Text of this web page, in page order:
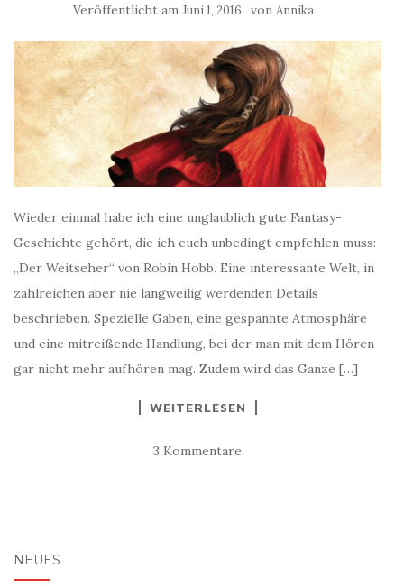
Veröffentlicht am Juni 1, 2016 von Annika
Wieder einmal habe ich eine unglaublich gute Fantasy-
Geschichte gehört, die ich euch unbedingt empfehlen muss:
„Der Weitseher“ von Robin Hobb. Eine interessante Welt, in
zahlreichen aber nie langweilig werdenden Details
beschrieben. Spezielle Gaben, eine gespannte Atmosphäre
und eine mitreißende Handlung, bei der man mit dem Hören
gar nicht mehr aufhören mag. Zudem wird das Ganze […]
WEITERLESEN
3 Kommentare
NEUES